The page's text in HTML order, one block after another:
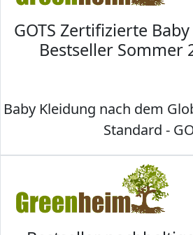
GOTS Zertifizierte
Bestseller Sommer
Baby Kleidung nach dem
Standard -